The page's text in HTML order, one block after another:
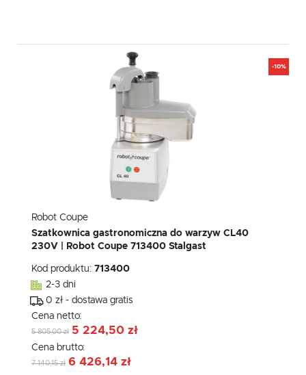
-10%
Robot Coupe
Szatkownica gastronomiczna do warzyw CL40
230V | Robot Coupe 713400 Stalgast
Kod produktu: 713400
2-3 dni
0 zł - dostawa gratis
Cena netto:
5 805,00 zł 5 224,50 zł
Cena brutto:
7 140,15 zł 6 426,14 zł